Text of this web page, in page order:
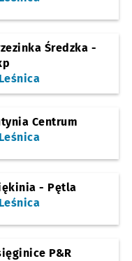
Średzka -
Leśnica
Centrum
Leśnica
- Pętla
Leśnica
P&R